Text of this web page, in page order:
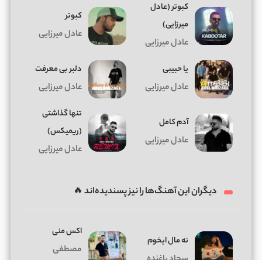
کبوتر (عادل
میرزایی)
عادل میرزایی
کبوتر
عادل میرزایی
یا حبیبی
عادل میرزایی
دلبر بی معرفت
عادل میرزایی
آدم کامل
عادل میرزایی
تنها گذاشتی
(ریمیکس)
عادل میرزایی
دیگران این آهنگ‌ها را نیز پسندیده‌اند 🔥
ﻧﻪ ﻣﺎل اﻳﺨﻮم
اکس منی
مصطفی